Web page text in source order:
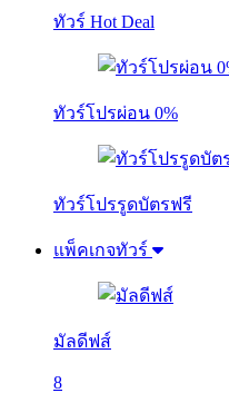
ทัวร์ Hot Deal
ทัวร์โปรผ่อน 0%
ทัวร์โปรรูดบัตรฟรี
แพ็คเกจทัวร์
มัลดีฟส์
8